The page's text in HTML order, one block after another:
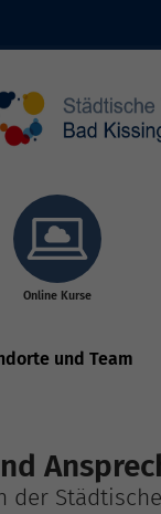
Online Kurse
und Team
der